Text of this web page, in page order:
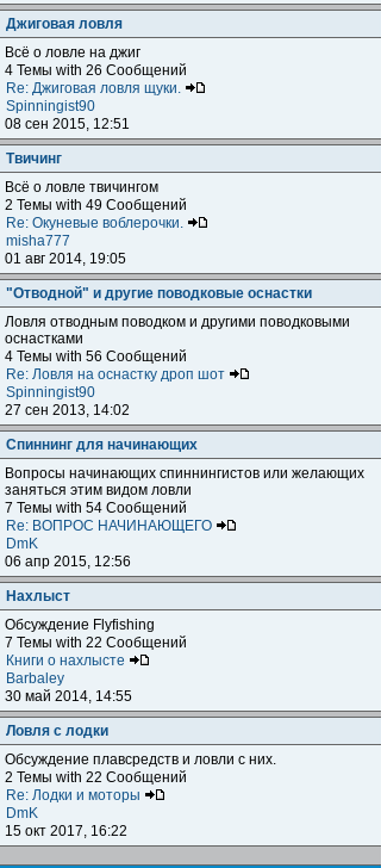
Джиговая ловля
Всё о ловле на джиг
4 Темы with 26 Сообщений
Re: Джиговая ловля щуки.
Spinningist90
08 сен 2015, 12:51
Твичинг
Всё о ловле твичингом
2 Темы with 49 Сообщений
Re: Окуневые воблерочки.
misha777
01 авг 2014, 19:05
"Отводной" и другие поводковые оснастки
Ловля отводным поводком и другими поводковыми
оснастками
4 Темы with 56 Сообщений
Re: Ловля на оснастку дроп шот
Spinningist90
27 сен 2013, 14:02
Спиннинг для начинающих
Вопросы начинающих спиннингистов или желающих
заняться этим видом ловли
7 Темы with 54 Сообщений
Re: ВОПРОС НАЧИНАЮЩЕГО
DmK
06 апр 2015, 12:56
Нахлыст
Обсуждение Flyfishing
7 Темы with 22 Сообщений
Книги о нахлысте
Barbaley
30 май 2014, 14:55
Ловля с лодки
Обсуждение плавсредств и ловли с них.
2 Темы with 22 Сообщений
Re: Лодки и моторы
DmK
15 окт 2017, 16:22